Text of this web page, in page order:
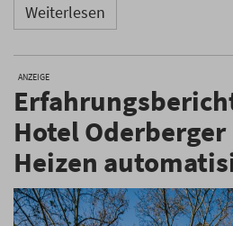
Weiterlesen
ANZEIGE
Hotel
Heizen